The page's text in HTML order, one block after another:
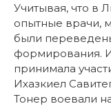
Учитывая, что в
опытные врачи,
были
формирования.
принимала
Ихазкиел
Тонер воевали